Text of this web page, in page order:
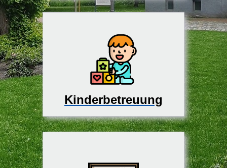
Kinderbetreuung